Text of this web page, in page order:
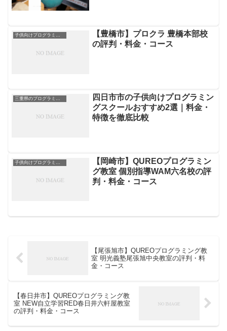
子供向けプログラミングスクール
【豊橋市】プロクラ 豊橋本部校
の評判・料金・コース
三重県のプログラミングスクール
四日市市の子供向けプログラミン
グスクールおすすめ2選｜料金・
特徴を徹底比較
【岡崎市】QUREOプログラミン
グ教室 個別指導WAM六名校の評
判・料金・コース
【尾張旭市】QUREOプログラミング教
室 明光義塾尾張旭中央教室の評判・料
金・コース
【春日井市】QUREOプログラミング教
室 NEW自立学習RED春日井六軒屋教室
の評判・料金・コース